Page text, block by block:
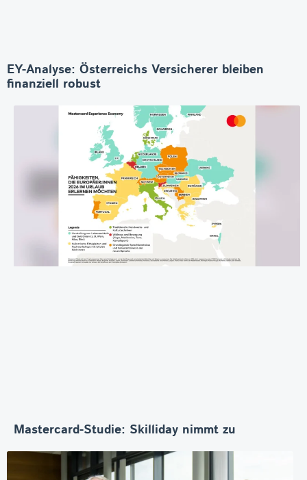
EY-Analyse: Österreichs Versicherer bleiben
finanziell robust
Mastercard-Studie: Skilliday nimmt zu